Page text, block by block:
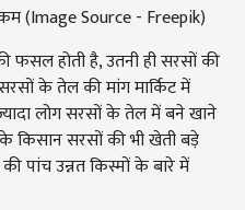
(Image Source - Freepik)
फसल होती है, उतनी ही सरसों की
के तेल की मांग मार्किट में
लोग सरसों के तेल में बने खाने
सरसों की भी खेती बड़े
पांच उन्नत किस्मों के बारे में